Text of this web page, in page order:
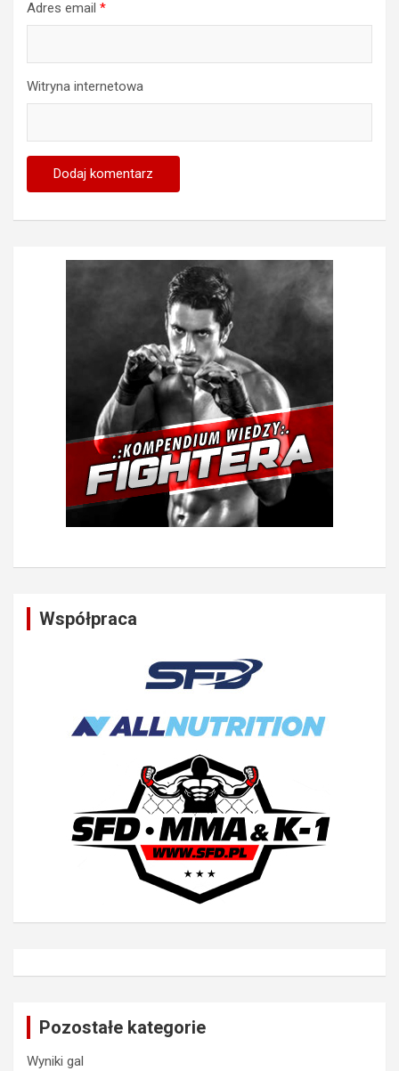
Adres email *
Witryna internetowa
Współpraca
Pozostałe kategorie
Wyniki gal